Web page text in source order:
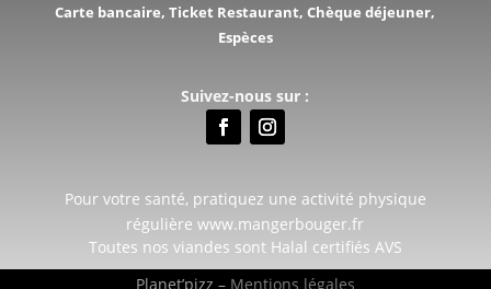
Carte bancaire, Ticket Restaurant, Chèque déjeuner,
Espèces
Suivez-nous sur :
Pour votre santé, pratiquez une activité physique
régulière www.mangerbouger.fr
Toutes nos viandes sont Halal certifiés AVS
Planet’pizz – Mentions légales